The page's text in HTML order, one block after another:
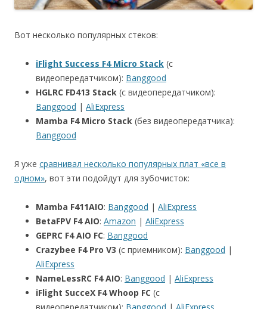
Вот несколько популярных стеков:
iFlight Success F4 Micro Stack (с
видеопередатчиком): Banggood
HGLRC FD413 Stack (с видеопередатчиком):
Banggood | AliExpress
Mamba F4 Micro Stack (без видеопередатчика):
Banggood
Я уже сравнивал несколько популярных плат «все в
одном», вот эти подойдут для зубочисток:
Mamba F411AIO: Banggood | AliExpress
BetaFPV F4 AIO: Amazon | AliExpress
GEPRC F4 AIO FC: Banggood
Crazybee F4 Pro V3 (с приемником): Banggood |
AliExpress
NameLessRC F4 AIO: Banggood | AliExpress
iFlight SucceX F4 Whoop FC (с